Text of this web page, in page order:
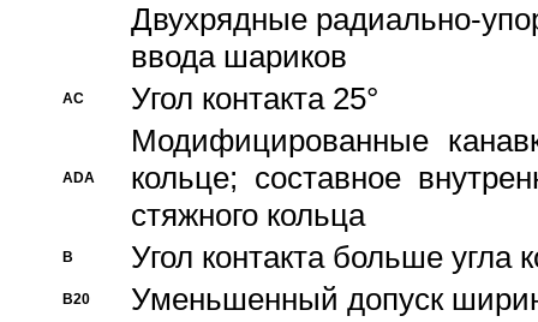
Двухрядные радиально-
ввода шариков
AC Угол контакта 25°
ADA
Модифицированные
кольце; составное
стяжного кольца
B Угол контакта больше угла
B20 Уменьшенный допуск